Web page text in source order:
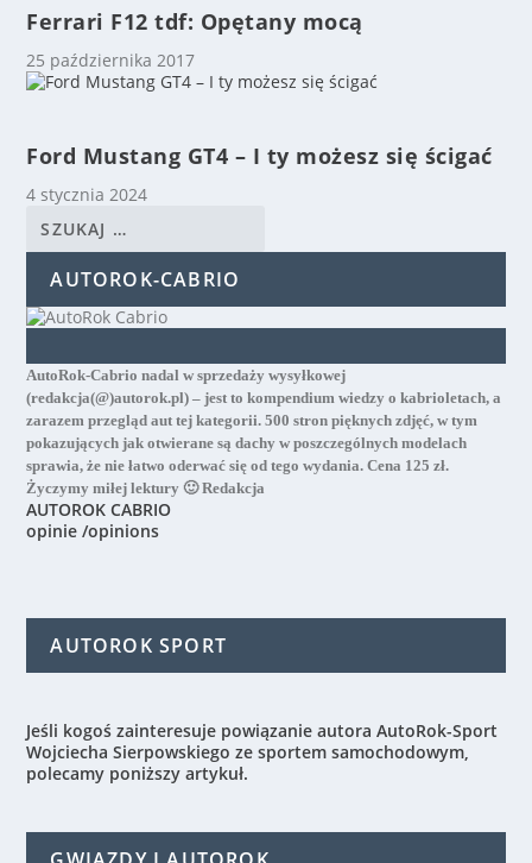
Ferrari F12 tdf: Opętany mocą
25 października 2017
Ford Mustang GT4 – I ty możesz się ścigać
4 stycznia 2024
AUTOROK-CABRIO
AutoRok-Cabrio nadal w sprzedaży wysyłkowej
(redakcja(@)autorok.pl) – jest to kompendium wiedzy o kabrioletach, a
zarazem przegląd aut tej kategorii. 500 stron pięknych zdjęć, w tym
pokazujących jak otwierane są dachy w poszczególnych modelach
sprawia, że nie łatwo oderwać się od tego wydania. Cena 125 zł.
Życzymy miłej lektury 🙂 Redakcja
AUTOROK CABRIO
opinie /opinions
AUTOROK SPORT
Jeśli kogoś zainteresuje powiązanie autora AutoRok-Sport
Wojciecha Sierpowskiego ze sportem samochodowym,
polecamy poniższy artykuł.